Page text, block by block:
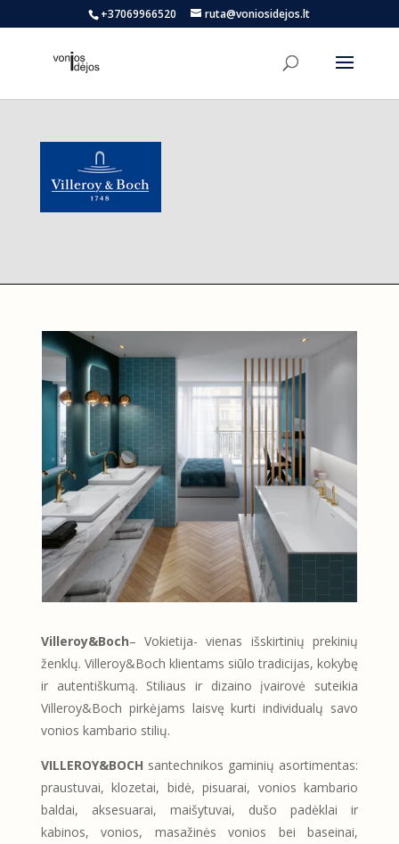
+37069966520 ruta@voniosidejos.lt
Villeroy&Boch– Vokietija- vienas išskirtinių prekinių
ženklų. Villeroy&Boch klientams siūlo tradicijas, kokybę
ir autentiškumą. Stiliaus ir dizaino įvairovė suteikia
Villeroy&Boch pirkėjams laisvę kurti individualų savo
vonios kambario stilių.
VILLEROY&BOCH santechnikos gaminių asortimentas:
praustuvai, klozetai, bidė, pisuarai, vonios kambario
baldai, aksesuarai, maišytuvai, dušo padėklai ir
kabinos, vonios, masažinės vonios bei baseinai,